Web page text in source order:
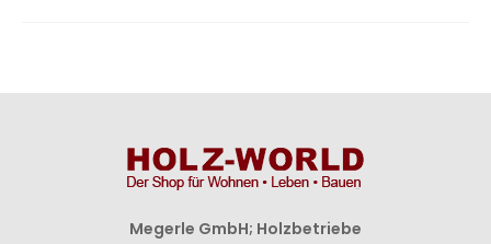
Megerle GmbH; Holzbetriebe